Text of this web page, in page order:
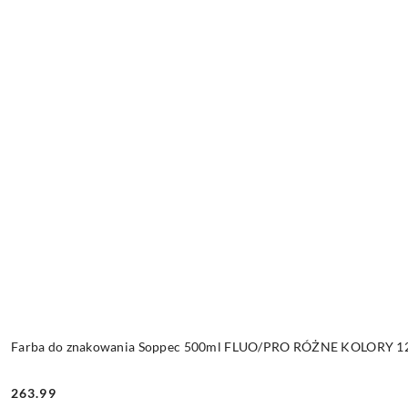
Farba do znakowania Soppec 500ml FLUO/PRO RÓŻNE KOLORY
263.99